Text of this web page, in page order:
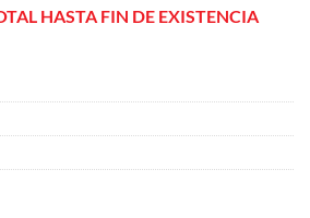
HASTA FIN DE EXISTENCIA